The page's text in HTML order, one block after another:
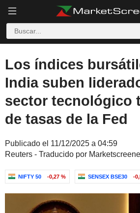
Los índices
India suben
sector tecnológico
de tasas de la Fed
Publicado el 11/12/2025 a 04:59
Reuters - Traducido por
NIFTY 50 -0,27 % SENSEX BSE30 -